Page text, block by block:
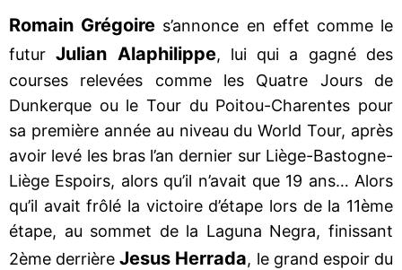
Romain Grégoire s’annonce en effet comme le
futur Julian Alaphilippe, lui qui a gagné des
courses relevées comme les Quatre Jours de
Dunkerque ou le Tour du Poitou-Charentes pour
sa première année au niveau du World Tour, après
avoir levé les bras l’an dernier sur Liège-Bastogne-
Liège Espoirs, alors qu’il n’avait que 19 ans… Alors
qu’il avait frôlé la victoire d’étape lors de la 11ème
étape, au sommet de la Laguna Negra, finissant
2ème derrièreJesus Herrada, le grand espoir du